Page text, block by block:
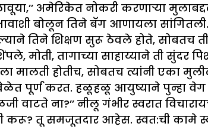
अमेरिकेत नोकरी करणाऱ्या
बोलून तिने बॅग आणायला
तिने शिक्षण सुरू ठेवले होते, सोबतच
मोती, तागाच्या साहाय्याने ती
मालती होतीच, सोबतच त्यांनी एका
वेळेत पूर्ण करत. हळूहळू आयुष्याने पुन्हा
वाटते ना?’’ नीलू गंभीर स्वरात
करू? तू समजूतदार आहेस. स्वत:ची कामे